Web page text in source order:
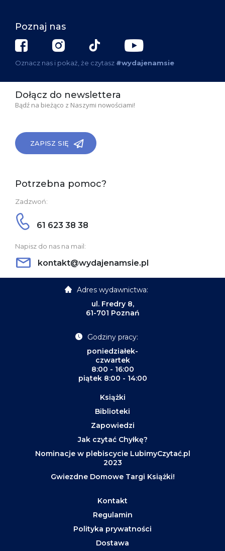
Poznaj nas
Oznacz nas i pokaż, że czytasz #wydajenamsie
Dołącz do newslettera
Bądź na bieżąco z Naszymi nowościami!
ZAPISZ SIĘ
Potrzebna pomoc?
Zadzwoń:
61 623 38 38
Napisz do nas na mail:
kontakt@wydajenamsie.pl
Adres wydawnictwa:
ul. Fredry 8,
61-701 Poznań
Godziny pracy:
poniedziałek-
czwartek
8:00 - 16:00
piątek 8:00 - 14:00
Książki
Biblioteki
Zapowiedzi
Jak czytać Chyłkę?
Nominacje w plebiscycie LubimyCzytać.pl
2023
Gwiezdne Domowe Targi Książki!
Kontakt
Regulamin
Polityka prywatności
Dostawa